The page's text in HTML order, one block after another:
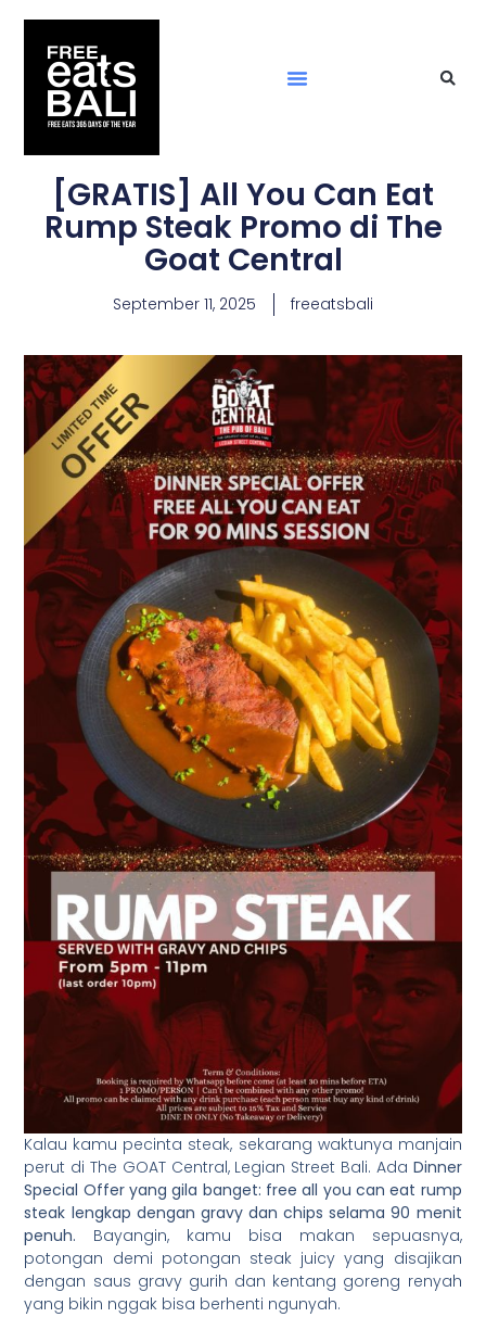
[GRATIS] All You Can Eat
Rump Steak Promo di The
Goat Central
September 11, 2025 freeatsbali
Kalau kamu pecinta steak, sekarang waktunya manjain
perut di The GOAT Central, Legian Street Bali. Ada Dinner
Special Offer yang gila banget: free all you can eat rump
steak lengkap dengan gravy dan chips selama 90 menit
penuh. Bayangin, kamu bisa makan sepuasnya,
potongan demi potongan steak juicy yang disajikan
dengan saus gravy gurih dan kentang goreng renyah
yang bikin nggak bisa berhenti ngunyah.